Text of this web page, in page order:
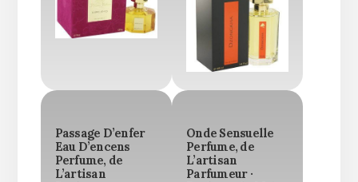
Passage D’enfer
Eau D’encens
Perfume, de
L’artisan
Onde Sensuelle
Perfume, de
L’artisan
Parfumeur ·